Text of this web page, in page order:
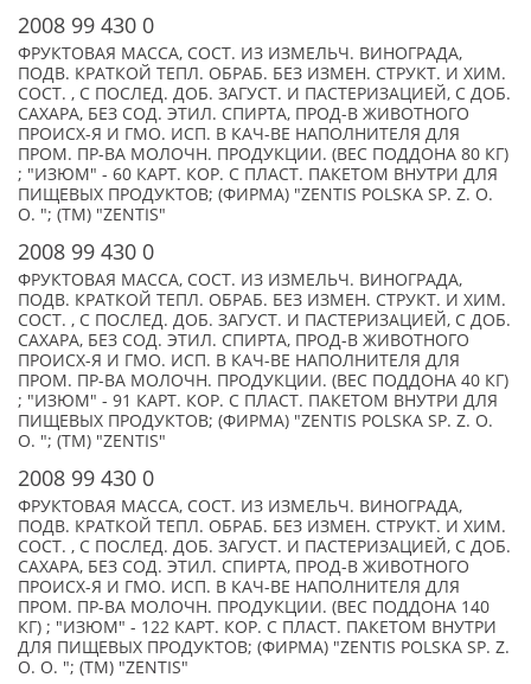
2008 99 430 0
ФРУКТОВАЯ МАССА, СОСТ. ИЗ ИЗМЕЛЬЧ. ВИНОГРАДА,
ПОДВ. КРАТКОЙ ТЕПЛ. ОБРАБ. БЕЗ ИЗМЕН. СТРУКТ. И ХИМ.
СОСТ. , С ПОСЛЕД. ДОБ. ЗАГУСТ. И ПАСТЕРИЗАЦИЕЙ, С ДОБ.
САХАРА, БЕЗ СОД. ЭТИЛ. СПИРТА, ПРОД-В ЖИВОТНОГО
ПРОИСХ-Я И ГМО. ИСП. В КАЧ-ВЕ НАПОЛНИТЕЛЯ ДЛЯ
ПРОМ. ПР-ВА МОЛОЧН. ПРОДУКЦИИ. (ВЕС ПОДДОНА 80 КГ)
; "ИЗЮМ" - 60 КАРТ. КОР. С ПЛАСТ. ПАКЕТОМ ВНУТРИ ДЛЯ
ПИЩЕВЫХ ПРОДУКТОВ; (ФИРМА) "ZENTIS POLSKA SP. Z. O.
O. "; (TM) "ZENTIS"
2008 99 430 0
ФРУКТОВАЯ МАССА, СОСТ. ИЗ ИЗМЕЛЬЧ. ВИНОГРАДА,
ПОДВ. КРАТКОЙ ТЕПЛ. ОБРАБ. БЕЗ ИЗМЕН. СТРУКТ. И ХИМ.
СОСТ. , С ПОСЛЕД. ДОБ. ЗАГУСТ. И ПАСТЕРИЗАЦИЕЙ, С ДОБ.
САХАРА, БЕЗ СОД. ЭТИЛ. СПИРТА, ПРОД-В ЖИВОТНОГО
ПРОИСХ-Я И ГМО. ИСП. В КАЧ-ВЕ НАПОЛНИТЕЛЯ ДЛЯ
ПРОМ. ПР-ВА МОЛОЧН. ПРОДУКЦИИ. (ВЕС ПОДДОНА 40 КГ)
; "ИЗЮМ" - 91 КАРТ. КОР. С ПЛАСТ. ПАКЕТОМ ВНУТРИ ДЛЯ
ПИЩЕВЫХ ПРОДУКТОВ; (ФИРМА) "ZENTIS POLSKA SP. Z. O.
O. "; (TM) "ZENTIS"
2008 99 430 0
ФРУКТОВАЯ МАССА, СОСТ. ИЗ ИЗМЕЛЬЧ. ВИНОГРАДА,
ПОДВ. КРАТКОЙ ТЕПЛ. ОБРАБ. БЕЗ ИЗМЕН. СТРУКТ. И ХИМ.
СОСТ. , С ПОСЛЕД. ДОБ. ЗАГУСТ. И ПАСТЕРИЗАЦИЕЙ, С ДОБ.
САХАРА, БЕЗ СОД. ЭТИЛ. СПИРТА, ПРОД-В ЖИВОТНОГО
ПРОИСХ-Я И ГМО. ИСП. В КАЧ-ВЕ НАПОЛНИТЕЛЯ ДЛЯ
ПРОМ. ПР-ВА МОЛОЧН. ПРОДУКЦИИ. (ВЕС ПОДДОНА 140
КГ) ; "ИЗЮМ" - 122 КАРТ. КОР. С ПЛАСТ. ПАКЕТОМ ВНУТРИ
ДЛЯ ПИЩЕВЫХ ПРОДУКТОВ; (ФИРМА) "ZENTIS POLSKA SP. Z.
O. O. "; (TM) "ZENTIS"